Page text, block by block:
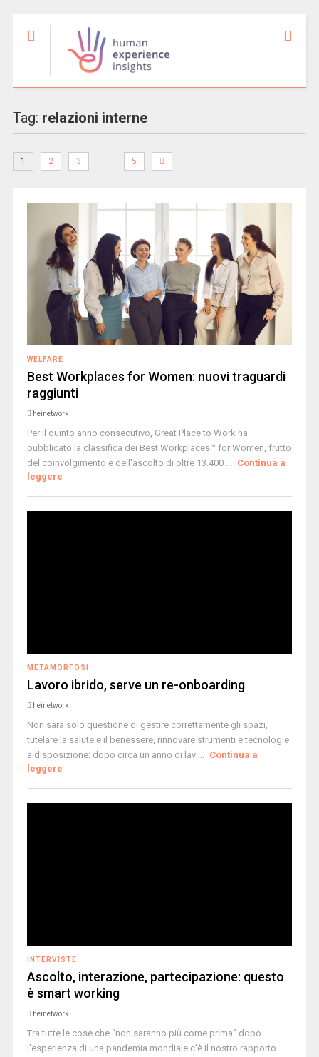
Tag: relazioni interne
1 2 3 … 5
WELFARE
Best Workplaces for Women: nuovi traguardi
raggiunti
heinetwork
Per il quinto anno consecutivo, Great Place to Work ha
pubblicato la classifica dei Best Workplaces™ for Women, frutto
del coinvolgimento e dell'ascolto di oltre 13.400 ... Continua a
leggere
METAMORFOSI
Lavoro ibrido, serve un re-onboarding
heinetwork
Non sarà solo questione di gestire correttamente gli spazi,
tutelare la salute e il benessere, rinnovare strumenti e tecnologie
a disposizione: dopo circa un anno di lav ... Continua a
leggere
INTERVISTE
Ascolto, interazione, partecipazione: questo
è smart working
heinetwork
Tra tutte le cose che “non saranno più come prima” dopo
l’esperienza di una pandemia mondiale c’è il nostro rapporto